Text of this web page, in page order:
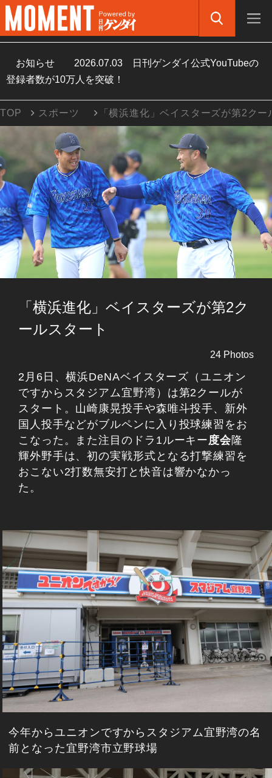
お知らせ 2026.07.03
日刊ゲンダイ公式YouTubeの
登録者数が10万人を突破！
TOP スポーツ 「横浜進化」ベイスターズが第2クー
「横浜進化」ベイスターズが第2ク
ールスタート
24 Photos
2月6日、横浜DeNAベイスターズ（ユニオン
ですからスタジアム宜野湾）は第2クールが
スタート。山崎康晃投手や森唯斗投手、新外
国人投手などがブルペンに入り投球練習をお
こなった。また注目のドラ1ルーキー度会隆
輝外野手は、初の実戦形式となる打撃練習を
おこない2打数無安打と快音は響かなかっ
た。
今年からユニオンですからスタジアム宜野湾の名
前となった宜野湾市立野球場